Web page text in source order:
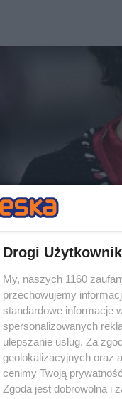
Drogi
My, naszych 1160
przechowujemy
standardowe informacje
spersonalizowanych
ulepszanie usług. Za
geolokalizacyjnych oraz
cenimy Twoją
Zgoda jest dobrowolna i